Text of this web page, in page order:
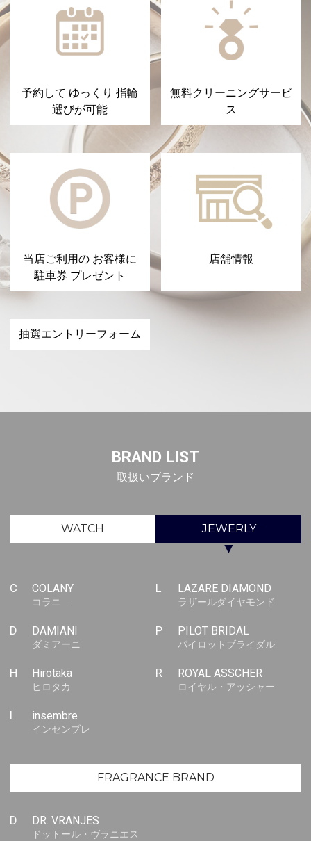
予約して ゆっくり 指輪
選びが可能
無料クリーニングサービ
ス
当店ご利用の お客様に
駐車券 プレゼント
店舗情報
抽選エントリーフォーム
BRAND LIST
取扱いブランド
WATCH JEWERLY
▼
C COLANY
コラニ―
D DAMIANI
ダミアーニ
H Hirotaka
ヒロタカ
insembre
インセンブレ
L LAZARE DIAMOND
ラザールダイヤモンド
P PILOT BRIDAL
パイロットブライダル
R ROYAL ASSCHER
ロイヤル・アッシャー
FRAGRANCE BRAND
D DR. VRANJES
ドットール・ヴラニエス